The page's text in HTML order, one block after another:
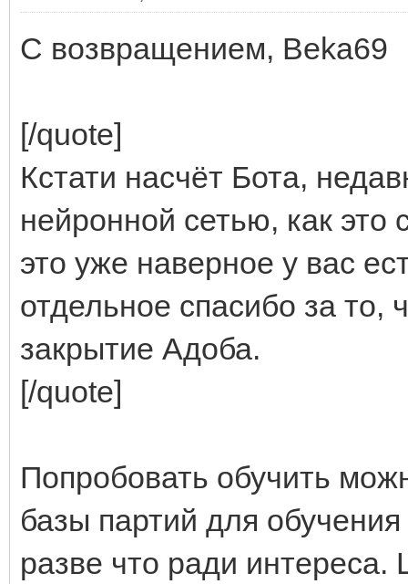
С возвращением, Beka69
[/quote]
Кстати насчёт Бота,
нейронной сетью, как
это уже наверное у вас
отдельное спасибо за то,
закрытие Адоба.
[/quote]
Попробовать обучить
базы партий для
разве что ради